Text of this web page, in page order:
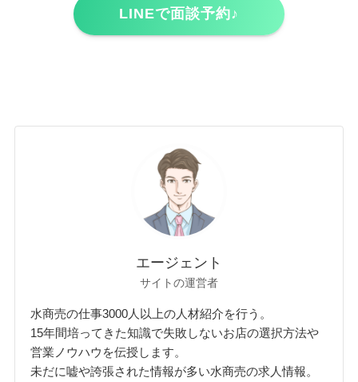
LINEで面談予約♪
エージェント
サイトの運営者
水商売の仕事3000人以上の人材紹介を行う。
15年間培ってきた知識で失敗しないお店の選択方法や
営業ノウハウを伝授します。
未だに嘘や誇張された情報が多い水商売の求人情報。